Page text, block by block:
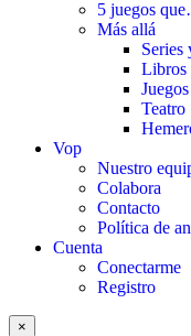
5 juegos
Más allá
Series
Libros
Teatro
Vop
Nuestro
Colabora
Contacto
Política de
Cuenta
Conectarme
Registro
×